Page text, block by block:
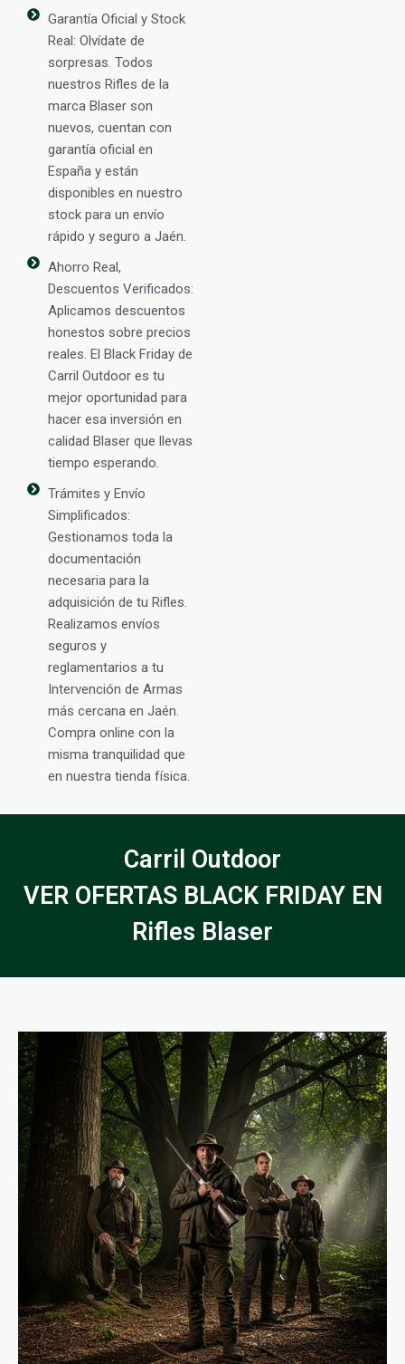
Garantía Oficial y Stock
Real: Olvídate de
sorpresas. Todos
nuestros Rifles de la
marca Blaser son
nuevos, cuentan con
garantía oficial en
España y están
disponibles en nuestro
stock para un envío
rápido y seguro a Jaén.
Ahorro Real,
Descuentos Verificados:
Aplicamos descuentos
honestos sobre precios
reales. El Black Friday de
Carril Outdoor es tu
mejor oportunidad para
hacer esa inversión en
calidad Blaser que llevas
tiempo esperando.
Trámites y Envío
Simplificados:
Gestionamos toda la
documentación
necesaria para la
adquisición de tu Rifles.
Realizamos envíos
seguros y
reglamentarios a tu
Intervención de Armas
más cercana en Jaén.
Compra online con la
misma tranquilidad que
en nuestra tienda física.
Carril Outdoor
VER OFERTAS BLACK FRIDAY EN
Rifles Blaser